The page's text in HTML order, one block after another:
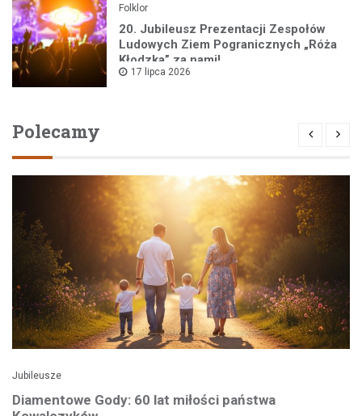
Folklor
20. Jubileusz Prezentacji Zespołów
Ludowych Ziem Pogranicznych „Róża
Kłodzka” za nami!
17 lipca 2026
Polecamy
Jubileusze
Diamentowe Gody: 60 lat miłości państwa